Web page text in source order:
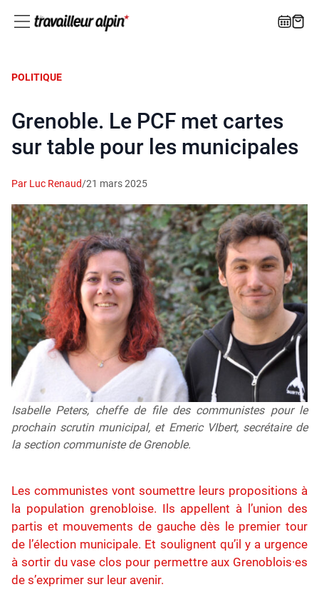
POLITIQUE
Grenoble. Le PCF met cartes
sur table pour les municipales
Par Luc Renaud/21 mars 2025
Isabelle Peters, cheffe de file des communistes pour le
prochain scrutin municipal, et Emeric VIbert, secrétaire de
la section communiste de Grenoble.
Les communistes vont soumettre leurs propositions à
la population grenobloise. Ils appellent à l’union des
partis et mouvements de gauche dès le premier tour
de l’élection municipale. Et soulignent qu’il y a urgence
à sortir du vase clos pour permettre aux Grenoblois·es
de s’exprimer sur leur avenir.